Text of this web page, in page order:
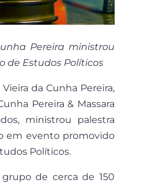
Pereira ministrou
de Estudos Políticos
da Cunha Pereira,
Pereira & Massara
ministrou palestra
em evento promovido
Políticos.
de cerca de 150